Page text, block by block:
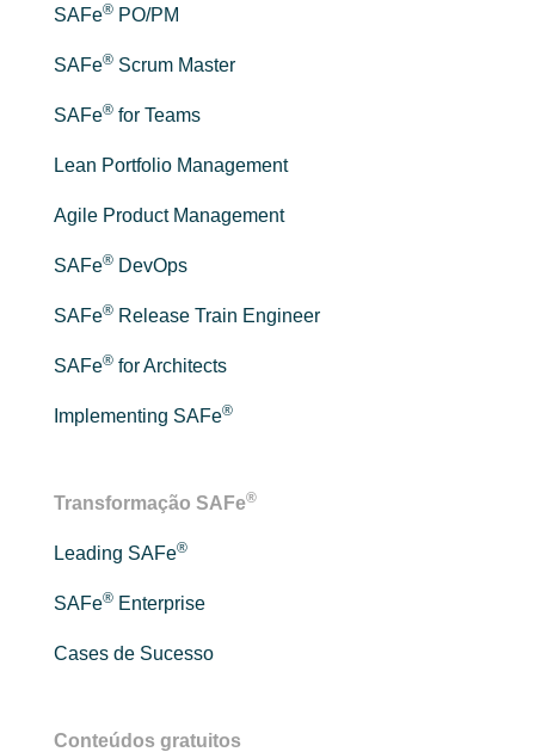
SAFe® PO/PM
SAFe® Scrum Master
SAFe® for Teams
Lean Portfolio Management
Agile Product Management
SAFe® DevOps
SAFe® Release Train Engineer
SAFe® for Architects
Implementing SAFe®
Transformação SAFe®
Leading SAFe®
SAFe® Enterprise
Cases de Sucesso
Conteúdos gratuitos